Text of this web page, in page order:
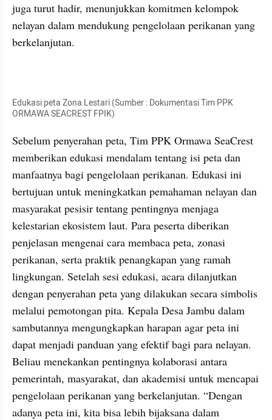
juga turut hadir, menunjukkan komitmen kelompok
nelayan dalam mendukung pengelolaan perikanan yang
berkelanjutan.
Edukasi peta Zona Lestari (Sumber : Dokumentasi Tim PPK
ORMAWA SEACREST FPIK)
Sebelum penyerahan peta, Tim PPK Ormawa SeaCrest
memberikan edukasi mendalam tentang isi peta dan
manfaatnya bagi pengelolaan perikanan. Edukasi ini
bertujuan untuk meningkatkan pemahaman nelayan dan
masyarakat pesisir tentang pentingnya menjaga
kelestarian ekosistem laut. Para peserta diberikan
penjelasan mengenai cara membaca peta, zonasi
perikanan, serta praktik penangkapan yang ramah
lingkungan. Setelah sesi edukasi, acara dilanjutkan
dengan penyerahan peta yang dilakukan secara simbolis
melalui pemotongan pita. Kepala Desa Jambu dalam
sambutannya mengungkapkan harapan agar peta ini
dapat menjadi panduan yang efektif bagi para nelayan.
Beliau menekankan pentingnya kolaborasi antara
pemerintah, masyarakat, dan akademisi untuk mencapai
pengelolaan perikanan yang berkelanjutan. “Dengan
adanya peta ini, kita bisa lebih bijaksana dalam